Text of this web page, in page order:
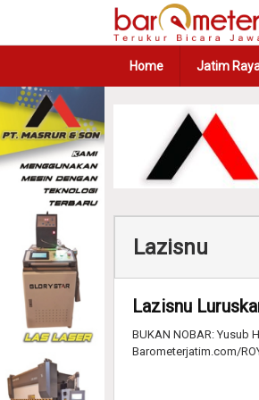
Home Jatim
Lazisnu
Lazisnu
BUKAN NOBAR: Yusub
Barometerjatim.com/